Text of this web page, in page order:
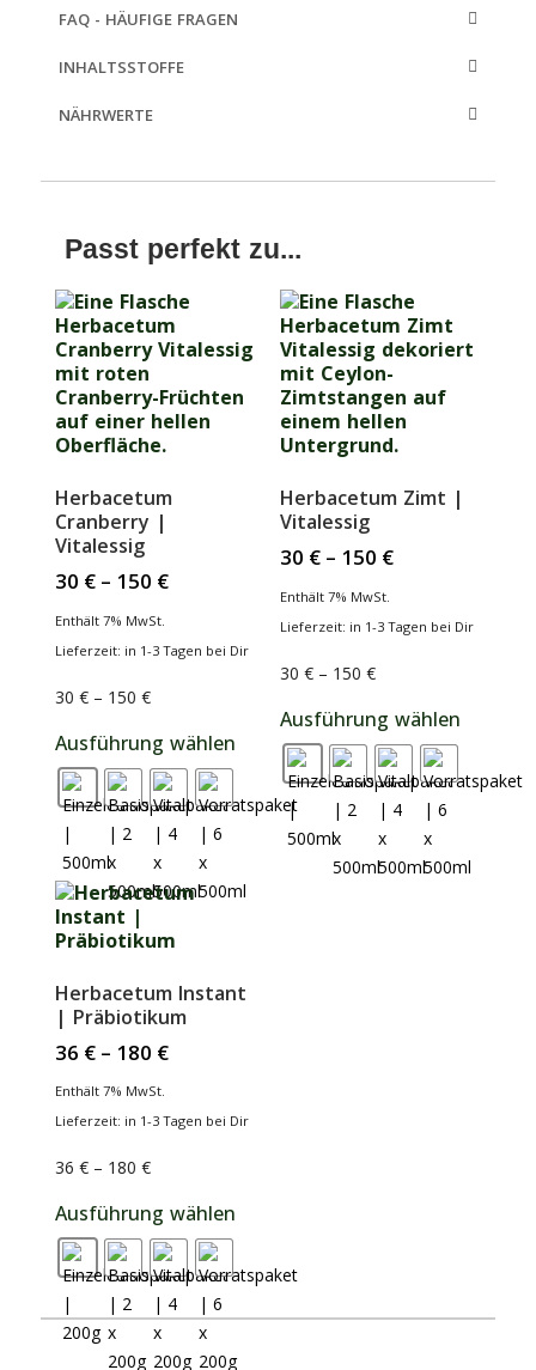
FAQ - HÄUFIGE FRAGEN
INHALTSSTOFFE
NÄHRWERTE
Passt perfekt zu...
Herbacetum
Cranberry |
Vitalessig
30 € – 150 €
Enthält 7% MwSt.
Lieferzeit: in 1-3 Tagen bei Dir
30 € – 150 €
Ausführung wählen
Herbacetum Zimt |
Vitalessig
30 € – 150 €
Enthält 7% MwSt.
Lieferzeit: in 1-3 Tagen bei Dir
30 € – 150 €
Ausführung wählen
Herbacetum Instant
| Präbiotikum
36 € – 180 €
Enthält 7% MwSt.
Lieferzeit: in 1-3 Tagen bei Dir
36 € – 180 €
Ausführung wählen